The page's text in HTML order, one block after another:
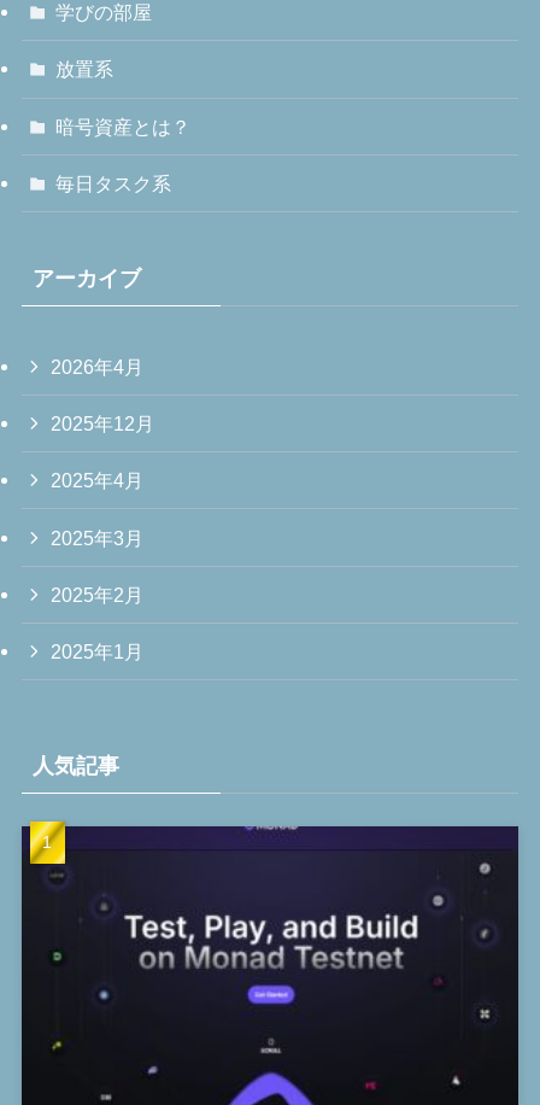
学びの部屋
放置系
暗号資産とは？
毎日タスク系
アーカイブ
2026年4月
2025年12月
2025年4月
2025年3月
2025年2月
2025年1月
人気記事